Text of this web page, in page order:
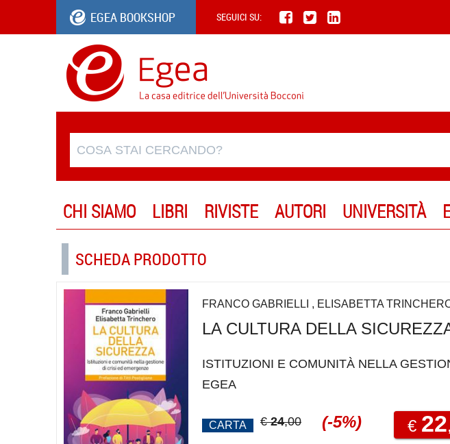
EGEA BOOKSHOP SEGUICI SU:
CHI SIAMO LIBRI RIVISTE AUTORI UNIVERSITÀ
SCHEDA PRODOTTO
FRANCO GABRIELLI , ELISABETTA
LA CULTURA DELLA
ISTITUZIONI E COMUNITÀ NELLA
EGEA
CARTA €24,00 (-5%) € 22